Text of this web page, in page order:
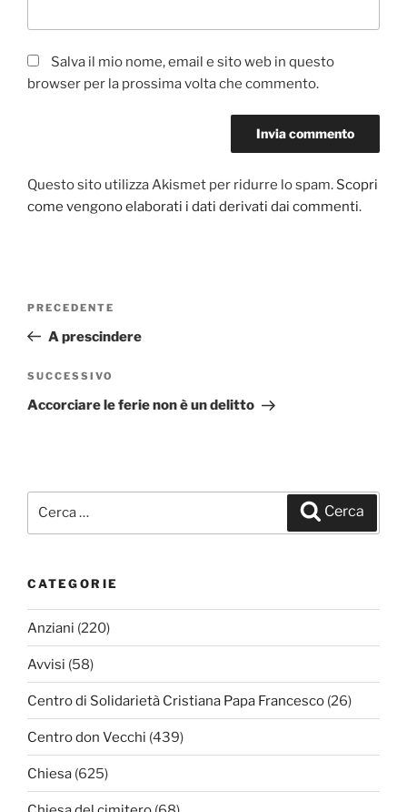
Salva il mio nome, email e sito web in questo
browser per la prossima volta che commento.
Questo sito utilizza Akismet per ridurre lo spam. Scopri
come vengono elaborati i dati derivati dai commenti.
Navigazione
Articolo
precedente:
PRECEDENTE
A prescindere
Articolo
successivo
SUCCESSIVO
Accorciare le ferie non è un delitto
Cerca:
Cerca
CATEGORIE
Anziani (220)
Avvisi (58)
Centro di Solidarietà Cristiana Papa Francesco (26)
Centro don Vecchi (439)
Chiesa (625)